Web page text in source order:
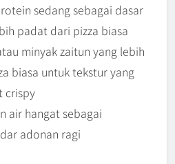
sedang sebagai dasar
padat dari pizza biasa
minyak zaitun yang lebih
biasa untuk tekstur yang
crispy
air hangat sebagai
adonan ragi